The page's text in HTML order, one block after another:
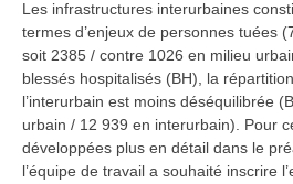
Les infrastructures interurbaines
termes d’enjeux de personnes tuées
soit 2385 / contre 1026 en milieu
blessés hospitalisés (BH), la
l’interurbain est moins déséquilibrée
urbain / 12 939 en interurbain). Pour
développées plus en détail dans le
l’équipe de travail a souhaité inscrire